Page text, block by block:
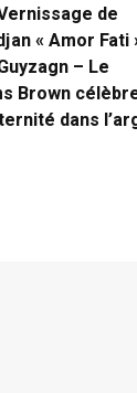
de
« Amor Fati
– Le
Brown
dans